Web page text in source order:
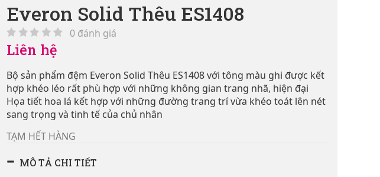
Everon Solid Thêu ES1408
0 đánh giá
Liên hệ
Bộ sản phẩm đệm Everon Solid Thêu ES1408 với tông màu ghi được kết
hợp khéo léo rất phù hợp với những không gian trang nhã, hiện đại
Họa tiết hoa lá kết hợp với những đường trang trí vừa khéo toát lên nét
sang trọng và tinh tế của chủ nhân
TẠM HẾT HÀNG
MÔ TẢ CHI TIẾT